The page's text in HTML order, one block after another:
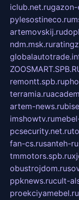
iclub.net.rugazon-
pylesostineco.ru
artemovskij.ru
ndm.msk.ru
remontt.spb.ru
terramia.ru
artem-news.ru
imshowtv.ru
pcsecurity.net.ru
fan-cs.rusanteh-
tmmotors.spb.ru
obustrojdom.ru
ppknews.rucult-
proekciyamebel.ru